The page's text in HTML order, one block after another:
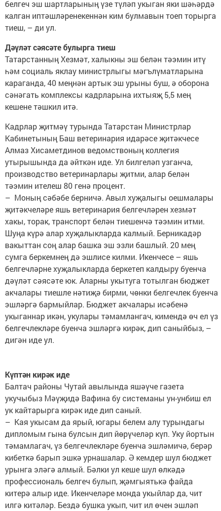
белгеч эш шартларының үзе түләп укыган яки шәһәрдә
калган иптәшләренекеннән ким булмавын тоеп торырга
тиеш, – ди ул.
Дәүләт сәясәте булырга тиеш
Татарстанның Хезмәт, халыкны эш белән тәэмин итү
һәм социаль яклау министрлыгы мәгълүматларына
караганда, 40 меңнән артык эш урыны буш, ә оборона
сәнәгать комплексы кадрларына ихтыяҗ 5,5 мең
кешене тәшкил итә.
Кадрлар җитмәү турында Татарстан Министрлар
Кабинетының Баш ветеринария идарәсе җитәкчесе
Алмаз Хисаметдинов ведомствоның коллегия
утырышында да әйткән иде. Ул билгеләп узганча,
производство ветеринарлары җитми, алар белән
тәэмин ителеш 80 генә процент.
– Моның сәбәбе берничә. Авыл хуҗалыгы оешмалары
җитәкчеләре яшь ветеринария белгечләрен хезмәт
хакы, торак, транспорт белән тиешенчә тәэмин итми.
Шуңа күрә алар хуҗалыкларда калмый. Берникадәр
вакыттан соң алар башка эш эзли башлый. 20 мең
сумга беркемнең дә эшлисе килми. Икенчесе – яшь
белгечләрне хуҗалыкларда беркетеп калдыру буенча
дәүләт сәясәте юк. Аларны укытуга тотылган бюджет
акчалары тиешле нәтиҗә бирми, чөнки белгечлек буенча
эшләргә бармыйлар. Бюджет акчалары исәбенә
укыганнар икән, укулары тәмамлангач, кимендә өч ел үз
белгечлекләре буенча эшләргә кирәк, дип саныйбыз, –
дигән иде ул.
Күптән кирәк иде
Балтач районы Чутай авылында яшәүче газета
укучыбыз Мәүҗидә Вафина бу системаны ун-унбиш ел
ук кайтарырга кирәк иде дип саный.
– Кая укысам да ярый, югары белем алу турындагы
дипломым гына булсын дип йөрүчеләр күп. Уку йортын
тәмамлагач, үз белгечлекләре буенча эшләмичә, берәр
кибеткә барып эшкә урнашалар. Ә кемдер шул бюджет
урынга эләгә алмый. Бәлки ул кеше шул өлкәдә
профессиональ белгеч булып, җәмгыятькә файда
китерә алыр иде. Икенчеләре монда укыйлар да, чит
илгә китәләр. Бездә бушка укып, чит ил өчен эшләп